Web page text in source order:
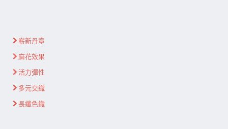
嶄新丹寧
麻花效果
活力彈性
多元交織
長纖色織